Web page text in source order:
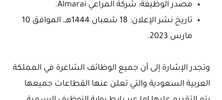
مصدر الوظيفة: شركة المراعي Almarai.
تاريخ نشر الإعلان: 18 شعبان 1444هـ، الموافق 10
مارس 2023.
وتجدر الإشارة إلى أن جميع الوظائف الشاغرة في المملكة
العربية السعودية والتي تعلن عنها القطاعات جميعها